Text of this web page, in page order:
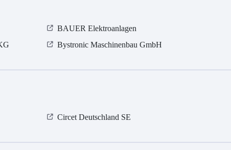
BAUER Elektroanlagen
Bystronic Maschinenbau GmbH
Circet Deutschland SE